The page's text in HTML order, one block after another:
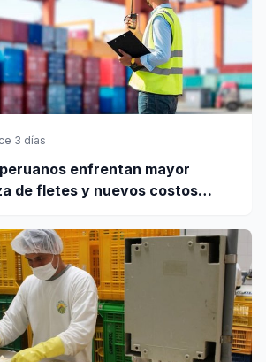
3 días
enfrentan mayor
de fletes y nuevos costos